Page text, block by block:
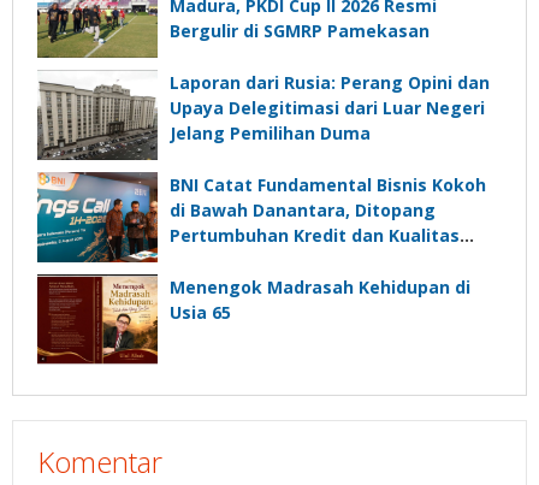
Madura, PKDI Cup II 2026 Resmi
Bergulir di SGMRP Pamekasan
Laporan dari Rusia: Perang Opini dan
Upaya Delegitimasi dari Luar Negeri
Jelang Pemilihan Duma
BNI Catat Fundamental Bisnis Kokoh
di Bawah Danantara, Ditopang
Pertumbuhan Kredit dan Kualitas
Menengok Madrasah Kehidupan di
Usia 65
Komentar